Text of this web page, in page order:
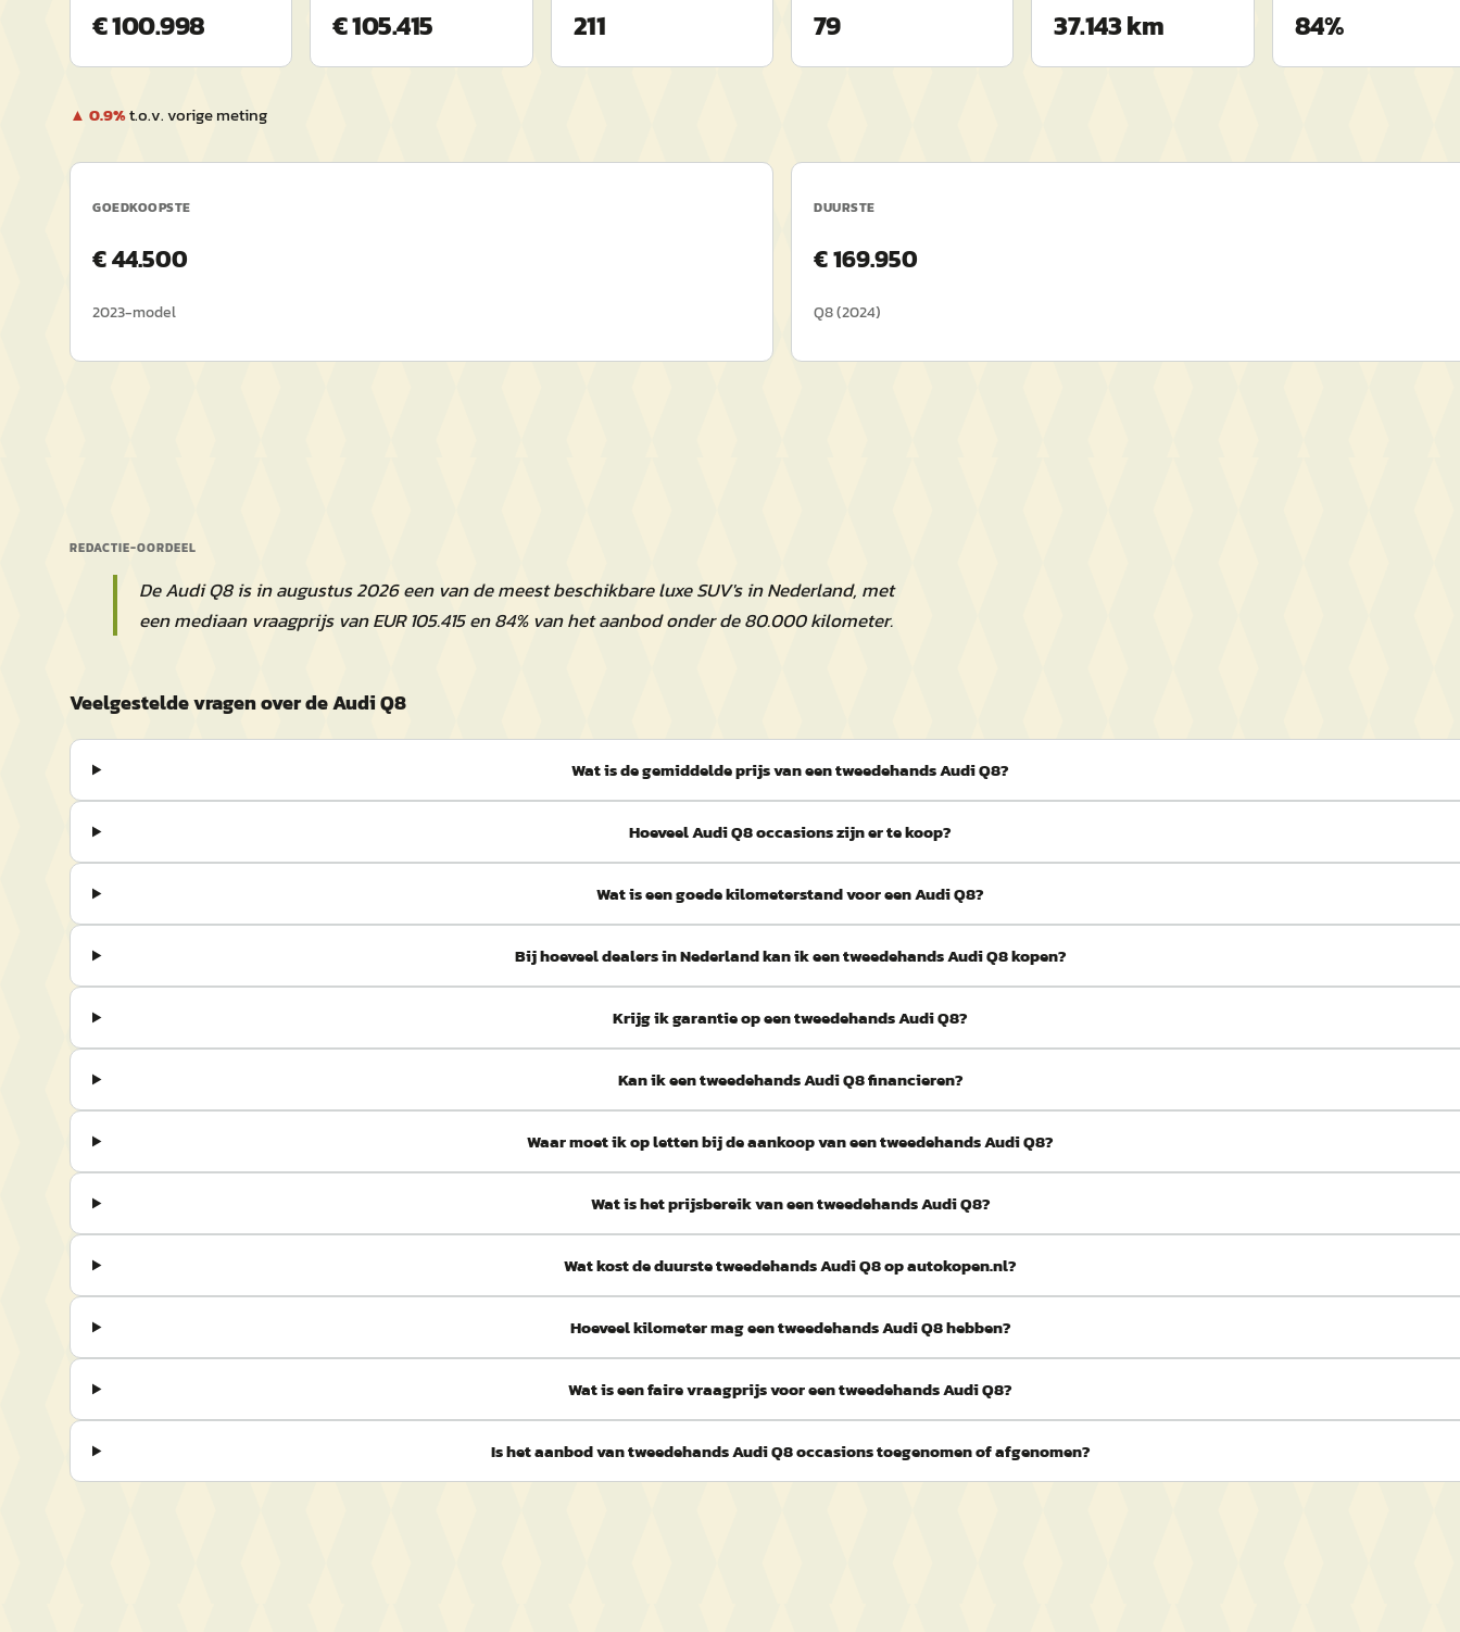
€ 100.998 € 105.415 211 79 37.143 km 84%
▲ 0.9%t.o.v. vorige meting
GOEDKOOPSTE
€44.500
2023-model
DUURSTE
€169.950
Q8(2024)
REDACTIE-OORDEEL
De Audi Q8 is in augustus 2026 een van de meest beschikbare luxe SUV's in Nederland, met
een mediaan vraagprijs van EUR 105.415 en 84% van het aanbod onder de 80.000 kilometer.
Veelgestelde vragen over de Audi Q8
Wat is de gemiddelde prijs van een tweedehands Audi Q8?
Hoeveel Audi Q8 occasions zijn er te koop?
Wat is een goede kilometerstand voor een Audi Q8?
Bij hoeveel dealers in Nederland kan ik een tweedehands Audi Q8 kopen?
Krijg ik garantie op een tweedehands Audi Q8?
Kan ik een tweedehands Audi Q8 financieren?
Waar moet ik op letten bij de aankoop van een tweedehands Audi Q8?
Wat is het prijsbereik van een tweedehands Audi Q8?
Wat kost de duurste tweedehands Audi Q8 op autokopen.nl?
Hoeveel kilometer mag een tweedehands Audi Q8 hebben?
Wat is een faire vraagprijs voor een tweedehands Audi Q8?
Is het aanbod van tweedehands Audi Q8 occasions toegenomen of afgenomen?